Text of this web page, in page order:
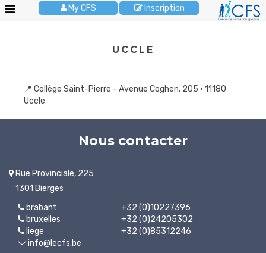
My CFS Inscription
enfants
enfants
Anniversaires
les
écoles
Brochures
UCCLE
📍 Collège Saint-Pierre - Avenue Coghen, 205 • 11180
Uccle
Nous contacter
Rue Provinciale, 225
1301 Bierges
brabant
+32 (0)10227396
bruxelles
+32 (0)24205302
liege
+32 (0)85312246
info@lecfs.be